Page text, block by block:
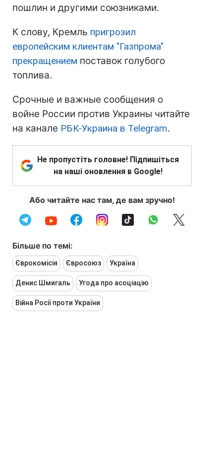
пошлин и другими союзниками.
К слову, Кремль пригрозил
европейским клиентам "Газпрома"
прекращением поставок голубого
топлива.
Срочные и важные сообщения о
войне России против Украины читайте
на канале РБК-Украина в Telegram.
Не пропустіть головне! Підпишіться
на наші оновлення в Google!
Або читайте нас там, де вам зручно!
Більше по темі:
Єврокомісія Євросоюз Україна
Денис Шмигаль Угода про асоціацію
Війна Росії проти України